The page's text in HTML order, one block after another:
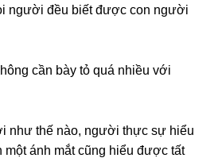
người đều biết được con người
cần bày tỏ quá nhiều với
như thế nào, người thực sự hiểu
ánh mắt cũng hiểu được tất